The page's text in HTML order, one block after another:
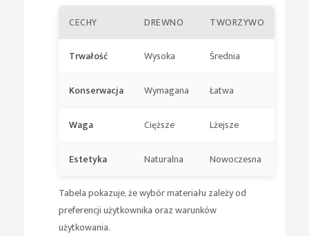
CECHY
DREWNO TWORZYWO
Trwałość Wysoka Średnia
Konserwacja Wymagana Łatwa
Waga Cięższe Lżejsze
Estetyka Naturalna Nowoczesna
Tabela pokazuje, że wybór materiału zależy od
preferencji użytkownika oraz warunków
użytkowania.